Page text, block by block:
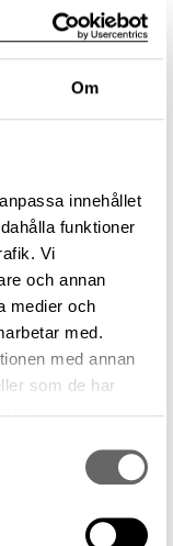
Om
innehållet
funktioner
Vi
och annan
medier och
med.
med annan
som de har
08050757-
sida är fri att